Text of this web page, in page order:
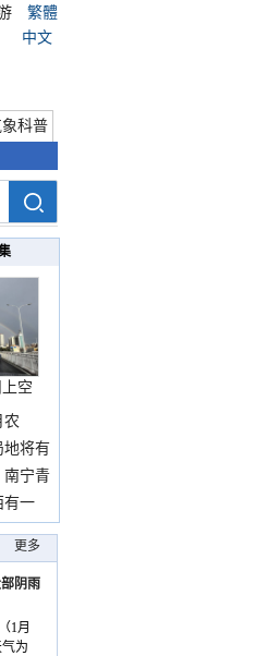
繁體
中文
科普
空
农
地将有
南宁青
有一
更多
阴雨
1月
为